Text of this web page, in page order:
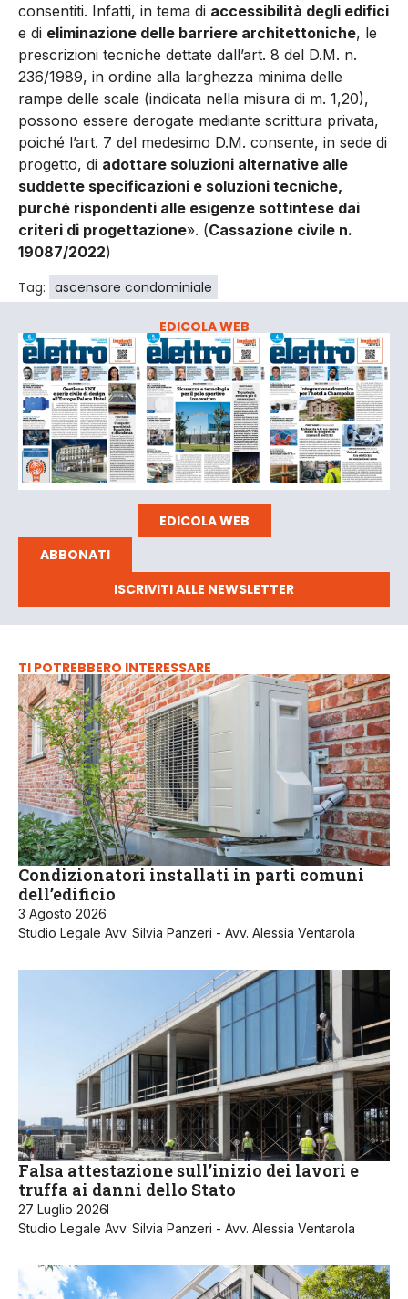
consentiti. Infatti, in tema di accessibilità degli edifici
e di eliminazione delle barriere architettoniche, le
prescrizioni tecniche dettate dall’art. 8 del D.M. n.
236/1989, in ordine alla larghezza minima delle
rampe delle scale (indicata nella misura di m. 1,20),
possono essere derogate mediante scrittura privata,
poiché l’art. 7 del medesimo D.M. consente, in sede di
progetto, di adottare soluzioni alternative alle
suddette specificazioni e soluzioni tecniche,
purché rispondenti alle esigenze sottintese dai
criteri di progettazione». (Cassazione civile n.
19087/2022)
Tag: ascensore condominiale
EDICOLA WEB
EDICOLA WEB
ABBONATI
ISCRIVITI ALLE NEWSLETTER
TI POTREBBERO INTERESSARE
Condizionatori installati in parti comuni
dell’edificio
3 Agosto 2026
Studio Legale Avv. Silvia Panzeri - Avv. Alessia Ventarola
Falsa attestazione sull’inizio dei lavori e
truffa ai danni dello Stato
27 Luglio 2026
Studio Legale Avv. Silvia Panzeri - Avv. Alessia Ventarola